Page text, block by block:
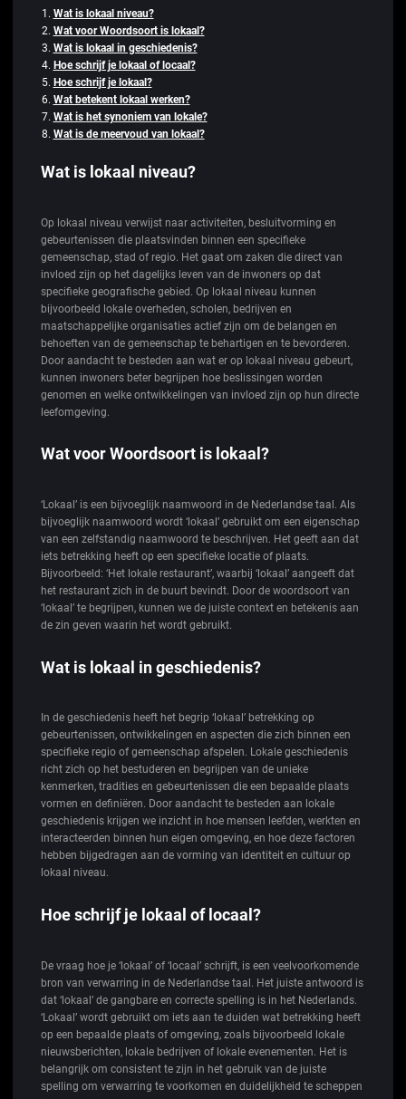
Wat is lokaal niveau?
Wat voor Woordsoort is lokaal?
Wat is lokaal in geschiedenis?
Hoe schrijf je lokaal of locaal?
Hoe schrijf je lokaal?
Wat betekent lokaal werken?
Wat is het synoniem van lokale?
Wat is de meervoud van lokaal?
Wat is lokaal niveau?
Op lokaal niveau verwijst naar activiteiten, besluitvorming en
gebeurtenissen die plaatsvinden binnen een specifieke
gemeenschap, stad of regio. Het gaat om zaken die direct van
invloed zijn op het dagelijks leven van de inwoners op dat
specifieke geografische gebied. Op lokaal niveau kunnen
bijvoorbeeld lokale overheden, scholen, bedrijven en
maatschappelijke organisaties actief zijn om de belangen en
behoeften van de gemeenschap te behartigen en te bevorderen.
Door aandacht te besteden aan wat er op lokaal niveau gebeurt,
kunnen inwoners beter begrijpen hoe beslissingen worden
genomen en welke ontwikkelingen van invloed zijn op hun directe
leefomgeving.
Wat voor Woordsoort is lokaal?
‘Lokaal’ is een bijvoeglijk naamwoord in de Nederlandse taal. Als
bijvoeglijk naamwoord wordt ‘lokaal’ gebruikt om een eigenschap
van een zelfstandig naamwoord te beschrijven. Het geeft aan dat
iets betrekking heeft op een specifieke locatie of plaats.
Bijvoorbeeld: ‘Het lokale restaurant’, waarbij ‘lokaal’ aangeeft dat
het restaurant zich in de buurt bevindt. Door de woordsoort van
‘lokaal’ te begrijpen, kunnen we de juiste context en betekenis aan
de zin geven waarin het wordt gebruikt.
Wat is lokaal in geschiedenis?
In de geschiedenis heeft het begrip ‘lokaal’ betrekking op
gebeurtenissen, ontwikkelingen en aspecten die zich binnen een
specifieke regio of gemeenschap afspelen. Lokale geschiedenis
richt zich op het bestuderen en begrijpen van de unieke
kenmerken, tradities en gebeurtenissen die een bepaalde plaats
vormen en definiëren. Door aandacht te besteden aan lokale
geschiedenis krijgen we inzicht in hoe mensen leefden, werkten en
interacteerden binnen hun eigen omgeving, en hoe deze factoren
hebben bijgedragen aan de vorming van identiteit en cultuur op
lokaal niveau.
Hoe schrijf je lokaal of locaal?
De vraag hoe je ‘lokaal’ of ‘locaal’ schrijft, is een veelvoorkomende
bron van verwarring in de Nederlandse taal. Het juiste antwoord is
dat ‘lokaal’ de gangbare en correcte spelling is in het Nederlands.
‘Lokaal’ wordt gebruikt om iets aan te duiden wat betrekking heeft
op een bepaalde plaats of omgeving, zoals bijvoorbeeld lokale
nieuwsberichten, lokale bedrijven of lokale evenementen. Het is
belangrijk om consistent te zijn in het gebruik van de juiste
spelling om verwarring te voorkomen en duidelijkheid te scheppen